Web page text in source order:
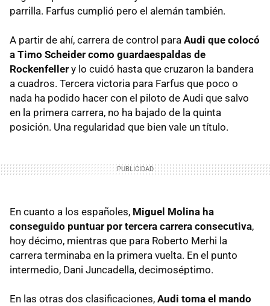
parrilla. Farfus cumplió pero el alemán también.
A partir de ahí, carrera de control para Audi que colocó
a Timo Scheider como guardaespaldas de
Rockenfeller y lo cuidó hasta que cruzaron la bandera
a cuadros. Tercera victoria para Farfus que poco o
nada ha podido hacer con el piloto de Audi que salvo
en la primera carrera, no ha bajado de la quinta
posición. Una regularidad que bien vale un título.
En cuanto a los españoles, Miguel Molina ha
conseguido puntuar por tercera carrera consecutiva,
hoy décimo, mientras que para Roberto Merhi la
carrera terminaba en la primera vuelta. En el punto
intermedio, Dani Juncadella, decimoséptimo.
En las otras dos clasificaciones, Audi toma el mando